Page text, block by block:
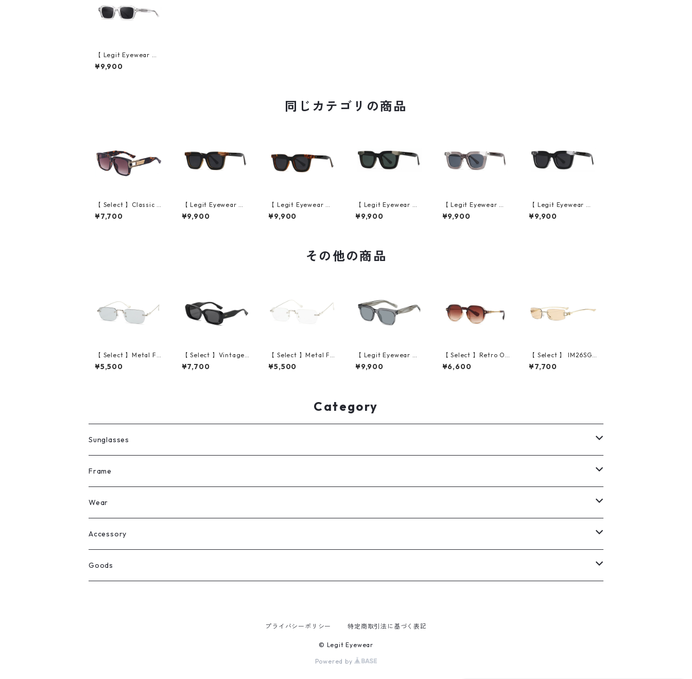
【 Legit Eyewear 】S
unglasses Koken (Tr
ansparent/Grey)
¥9,900
同じカテゴリの商品
【 Select 】Classic V
intage Square Large
Flame Sunglasses (D
¥7,700
【 Legit Eyewear 】S
unglasses Konoe (Bl
ack Wood/Grey)
¥9,900
【 Legit Eyewear 】S
unglasses Konoe (Bl
ack Demi/Grey)
¥9,900
【 Legit Eyewear 】S
unglasses Konoe (Bl
ack Clear Grey/Gree
¥9,900
【 Legit Eyewear 】S
unglasses Konoe (Cl
ear Grey/Grey)
¥9,900
【 Legit Eyewear 】S
unglasses Konoe (Bl
ack Clear/Grey)
¥9,900
その他の商品
【 Select 】Metal Fla
me Rimless Squarer
Sunglasses #1 (Silve
¥5,500
【 Select 】Vintage
Retro Square Style S
unglasses (Black/Gr
¥7,700
【 Select 】Metal Fla
me Rimless Squarer
Sunglasses #1 (Silve
¥5,500
【 Legit Eyewear 】S
unglasses Sutoku (G
rey/Grey)
¥9,900
【 Select 】Retro Ov
al Rivets design Sun
glasses (Clear Brow
¥6,600
【 Select 】 IM26SG0
191 / Rectangle Riml
ess Sunglasses(Gol
¥7,700
Category
Sunglasses
All
Legit Eyewear
Select
Frame
ボストン
ウェリントン
スクエア
Wear
All
Tee
Accessory
Ring
Goods
プライバシーポリシー 特定商取引法に基づく表記
© Legit Eyewear
Powered by